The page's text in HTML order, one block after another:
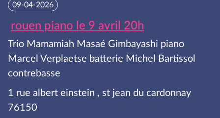
09-04-2026
rouen piano le 9 avril 20h
Trio Mamamiah Masaé Gimbayashi piano
Marcel Verplaetse batterie Michel Bartissol
contrebasse
1 rue albert einstein , st jean du cardonnay
76150